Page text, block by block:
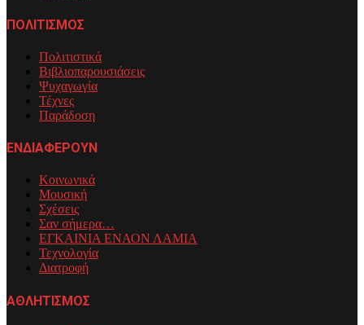
ΠΟΛΙΤΙΣΜΟΣ
Πολιτιστικά
Βιβλιοπαρουσιάσεις
Ψυχαγωγία
Τέχνες
Παράδοση
ΕΝΔΙΑΦΕΡΟΥΝ
Κοινωνικά
Μουσική
Σχέσεις
Σαν σήμερα…
ΕΓΚΑΙΝΙΑ ΕΝΑΟΝ ΛΑΜΙΑ
Τεχνολογία
Διατροφή
ΑΘΛΗΤΙΣΜΟΣ